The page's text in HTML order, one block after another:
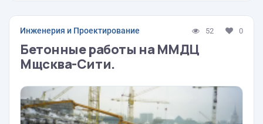
Инженерия и Проектирование 52 0
Бетонные работы на ММДЦ
Мщсква-Сити.